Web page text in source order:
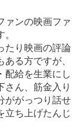
ァンの映画ファ
たり映画の評論
る方ですが、
配給を生業にし
さん、筋金入り
ががっつり話せ
立ち上げたんじ